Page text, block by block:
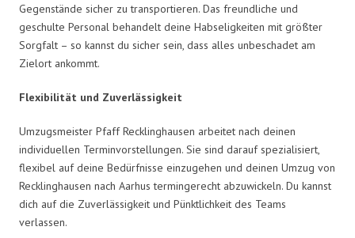
Gegenstände sicher zu transportieren. Das freundliche und
geschulte Personal behandelt deine Habseligkeiten mit größter
Sorgfalt – so kannst du sicher sein, dass alles unbeschadet am
Zielort ankommt.
Flexibilität und Zuverlässigkeit
Umzugsmeister Pfaff Recklinghausen arbeitet nach deinen
individuellen Terminvorstellungen. Sie sind darauf spezialisiert,
flexibel auf deine Bedürfnisse einzugehen und deinen Umzug von
Recklinghausen nach Aarhus termingerecht abzuwickeln. Du kannst
dich auf die Zuverlässigkeit und Pünktlichkeit des Teams
verlassen.